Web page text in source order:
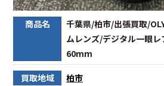
商品名
千葉県/柏市/出張買取/
ムレンズ/デジタル一眼
60mm
買取地域 柏市